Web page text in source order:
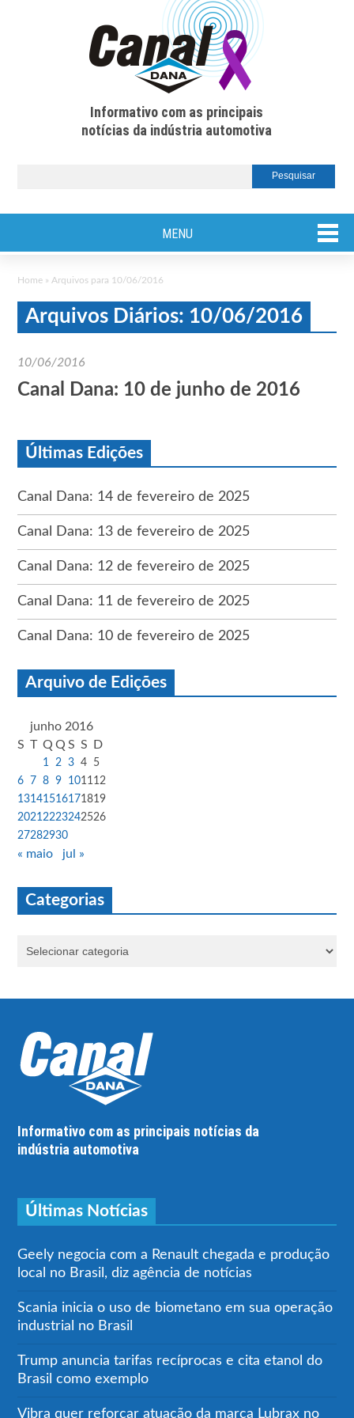
Informativo com as principais
notícias da indústria automotiva
MENU
Home » Arquivos para 10/06/2016
Arquivos Diários: 10/06/2016
10/06/2016
Canal Dana: 10 de junho de 2016
Últimas Edições
Canal Dana: 14 de fevereiro de 2025
Canal Dana: 13 de fevereiro de 2025
Canal Dana: 12 de fevereiro de 2025
Canal Dana: 11 de fevereiro de 2025
Canal Dana: 10 de fevereiro de 2025
Arquivo de Edições
junho 2016
S T Q Q S S D
1 2 3 4
5
6
7 8 9 1011 12
13141516171819
2021 2223242526
27282930
« maio jul »
Categorias
Informativo com as principais notícias da
indústria automotiva
Últimas Notícias
Geely negocia com a Renault chegada e produção
local no Brasil, diz agência de notícias
Scania inicia o uso de biometano em sua operação
industrial no Brasil
Trump anuncia tarifas recíprocas e cita etanol do
Brasil como exemplo
Vibra quer reforçar atuação da marca Lubrax no